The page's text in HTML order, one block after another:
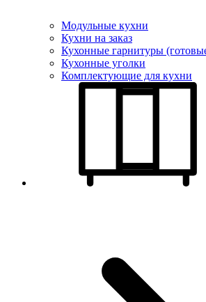
Модульные кухни
Кухни на заказ
Кухонные гарнитуры
Кухонные уголки
Комплектующие для кухни